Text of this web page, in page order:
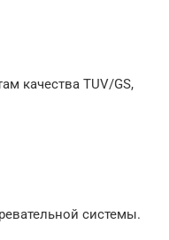
качества TUV/GS,
системы.